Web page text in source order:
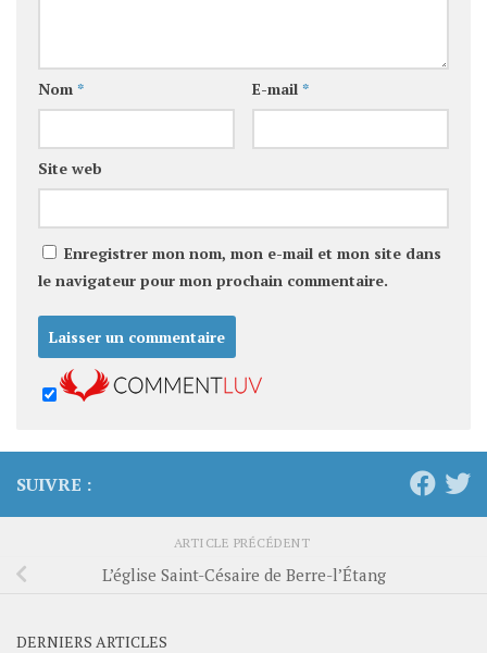
Nom * E-mail *
Site web
Enregistrer mon nom, mon e-mail et mon site dans
le navigateur pour mon prochain commentaire.
SUIVRE :
ARTICLE PRÉCÉDENT
L’église Saint-Césaire de Berre-l’Étang
DERNIERS ARTICLES